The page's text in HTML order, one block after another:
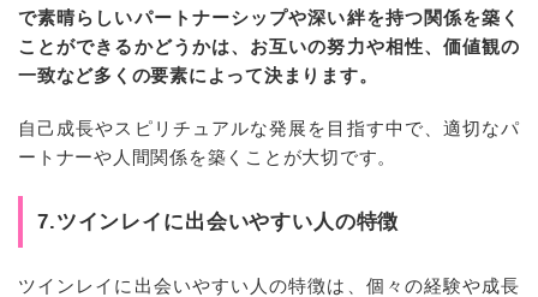
で素晴らしいパートナーシップや深い絆を持つ関係を築く
ことができるかどうかは、お互いの努力や相性、価値観の
一致など多くの要素によって決まります。
自己成長やスピリチュアルな発展を目指す中で、適切なパ
ートナーや人間関係を築くことが大切です。
7.ツインレイに出会いやすい人の特徴
ツインレイに出会いやすい人の特徴は、個々の経験や成長